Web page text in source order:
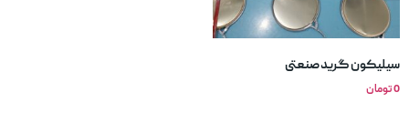
سیلیکون گرید صنعتی
0تومان